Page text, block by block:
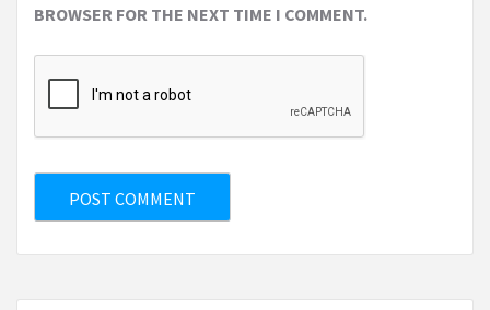
BROWSER FOR THE NEXT TIME I COMMENT.